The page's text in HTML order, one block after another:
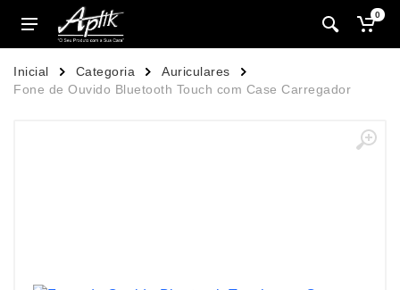
0
Inicial Categoria
Auriculares
Fone de Ouvido Bluetooth Touch com Case Carregador